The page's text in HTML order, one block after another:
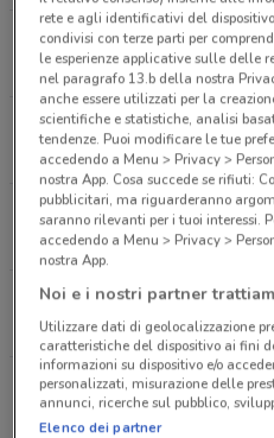
Via Pascoli, 4 Corsico
302 m
Piazza G. Miani Milano
3.7 km
Viale Lorenteggio, 55
3.8 km
Viale Leonardo da
3.9 km
Via Modestino Milano
5.7 km
rete e agli identificativi del
condivisi con terze parti per
le esperienze applicative sulle delle
nel paragrafo 13.b della nostra
anche essere utilizzati per la
scientifiche e statistiche, analisi
tendenze. Puoi modificare le tue
accedendo a Menu > Privacy >
nostra App. Cosa succede se rifiuti:
pubblicitari, ma riguarderanno
saranno rilevanti per i tuoi interessi.
accedendo a Menu > Privacy >
nostra App.
Noi e i nostri partner
Utilizzare dati di geolocalizzazione
caratteristiche del dispositivo ai fini
informazioni su dispositivo e/o
personalizzati, misurazione delle
annunci, ricerche sul pubblico,
Elenco dei partner